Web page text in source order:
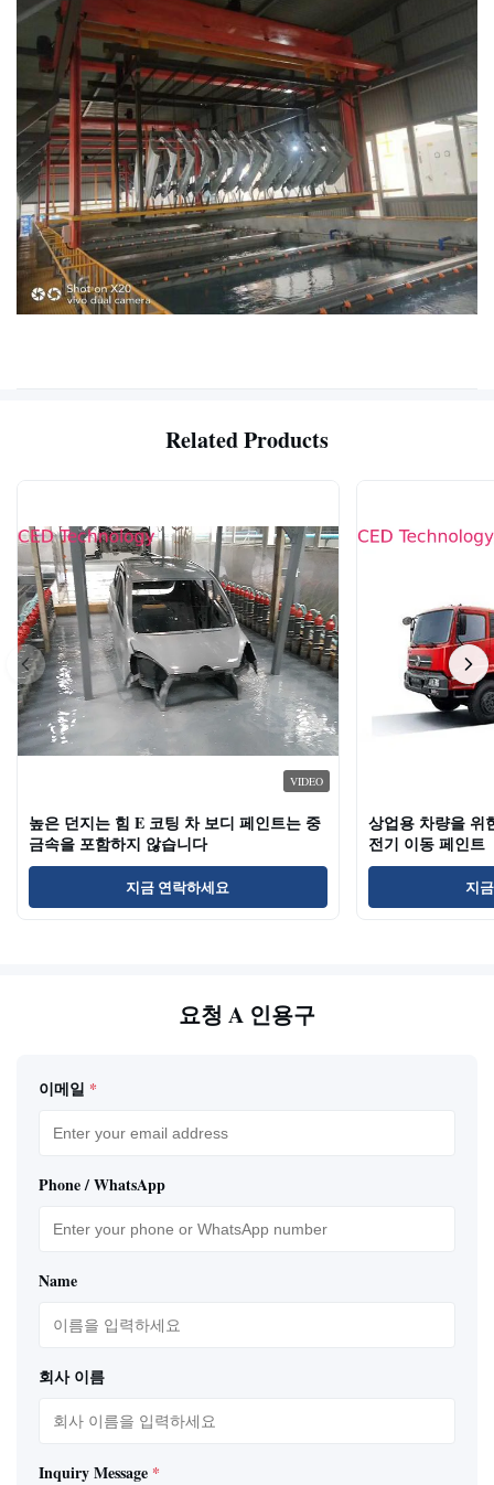
Related Products
VIDEO
높은 던지는 힘 E 코팅 차 보디 페인트는 중
금속을 포함하지 않습니다
지금 연락하세요
상업용 차량을 위
전기 이동 페인트
지
요청 A 인용구
이메일 *
Phone / WhatsApp
Name
회사 이름
Inquiry Message *